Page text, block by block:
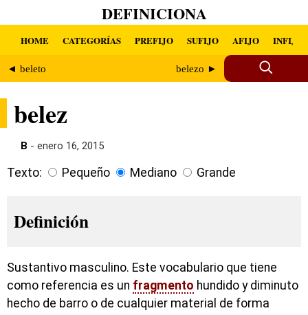
DEFINICIONA
HOME CATEGORÍAS PREFIJO SUFIJO AFIJO INFIJO
◄ beleto belezo ►
belez
B - enero 16, 2015
Texto: Pequeño Mediano Grande
Definición
Sustantivo masculino. Este vocabulario que tiene
como referencia es un fragmento hundido y diminuto
hecho de barro o de cualquier material de forma